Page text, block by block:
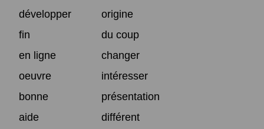
développer
origine
fin
du coup
en ligne
changer
oeuvre
intéresser
bonne
présentation
aide
différent